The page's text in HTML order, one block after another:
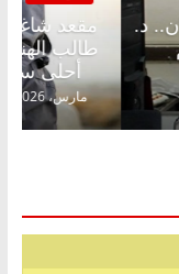
زينة رمضان.. د.
انتظار حلم